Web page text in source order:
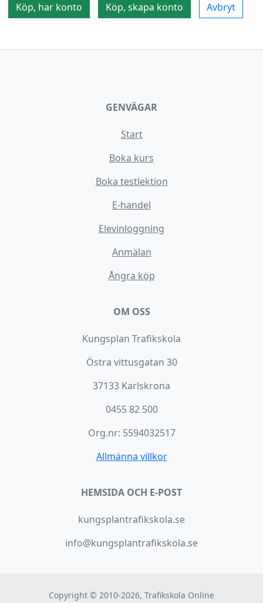
Köp, har konto Köp, skapa konto Avbryt
GENVÄGAR
Start
Boka kurs
Boka testlektion
E-handel
Elevinloggning
Anmälan
Ångra köp
OM OSS
Kungsplan Trafikskola
Östra vittusgatan 30
37133 Karlskrona
0455 82 500
Org.nr: 5594032517
Allmänna villkor
HEMSIDA OCH E-POST
kungsplantrafikskola.se
info@kungsplantrafikskola.se
Copyright © 2010-2026, Trafikskola Online